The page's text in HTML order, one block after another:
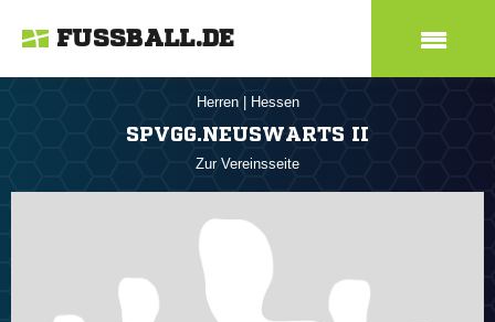
FUSSBALL.DE
Herren Hessen
SPVGG.NEUSWARTS II
Zur Vereinsseite